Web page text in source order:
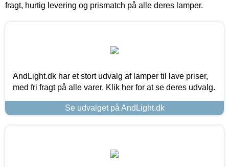
fragt, hurtig levering og prismatch på alle deres lamper.
AndLight.dk har et stort udvalg af lamper til lave priser,
med fri fragt på alle varer. Klik her for at se deres udvalg.
Se udvalget på AndLight.dk